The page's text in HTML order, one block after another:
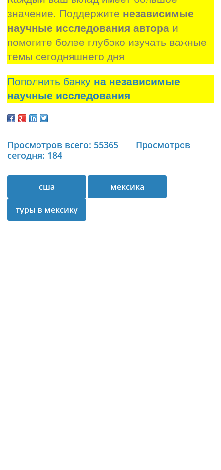
значение. Поддержите независимые
научные исследования автора и
помогите более глубоко изучать важные
темы сегодняшнего дня
Пополнить банку на независимые
научные исследования
Просмотров всего: 55365
Просмотров
сегодня: 184
сша мексика
туры в мексику